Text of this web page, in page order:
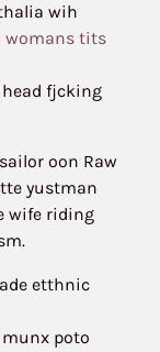
wih
womans tits
head fjcking
oon Raw
yustman
wife riding
etthnic
munx poto